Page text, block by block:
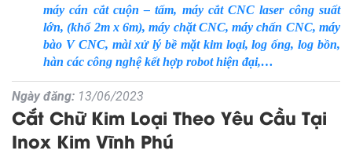
máy cán cắt cuộn – tấm, máy cắt CNC laser công suất
lớn, (khổ 2m x 6m), máy chặt CNC, máy chấn CNC, máy
bào V CNC, mài xử lý bề mặt kim loại, log ống, log bồn,
hàn các công nghệ kết hợp robot hiện đại,…
Ngày đăng: 13/06/2023
Cắt Chữ Kim Loại Theo Yêu Cầu Tại
Inox Kim Vĩnh Phú